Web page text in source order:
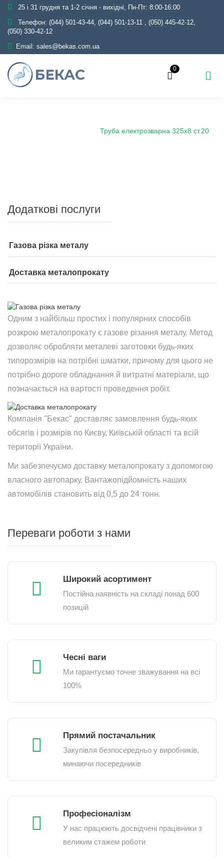
25 і 31 грудня та 1-2 січня - вихідні, Пн-Пт: 8:00-16:00
Телефон: (044) 501-43-44, (044) 501-13-11 , (050) 445-42-12,
(050) 330-42-12
Email: sales@bekas.com.ua
0
Труба електрозварна 325х8 ст.20
Додаткові послуги
Газова різка металу
Доставка металопрокату
Одним з найбільш простих і популярних способів
розкрою металопрокату є газове різання металу. Метод
дозволяє обробляти металеві заготовки будь-яких
типорозмірів на потрібні шматки, причому для цього не
потрібно дороге обладнання й витратні матеріали, що
позначається на вартості проведення робіт.
Компанія "Бекас" доставляє замовлення будь-яких
обсягів і розмірів по Києву, Київській області та всій
території України.
Ми забезпечуємо доставку металопрокату з допомогою
власного автопарку. Вантажопідйомність наших
автомобілів становить від 0,5 до 24 тонн.
Переваги роботи з нами
Широкий асортимент
Постійна наявність на складі понад 600
позицій
Чесні ваги
Ми гарантуємо точне зважування на всі
100%
Прямий постачальник
Закупівля безпосередньо у виробників,
минаючи посередників
Професіоналізм
У нас працюють досвідчені працівники з
великим стажем роботи